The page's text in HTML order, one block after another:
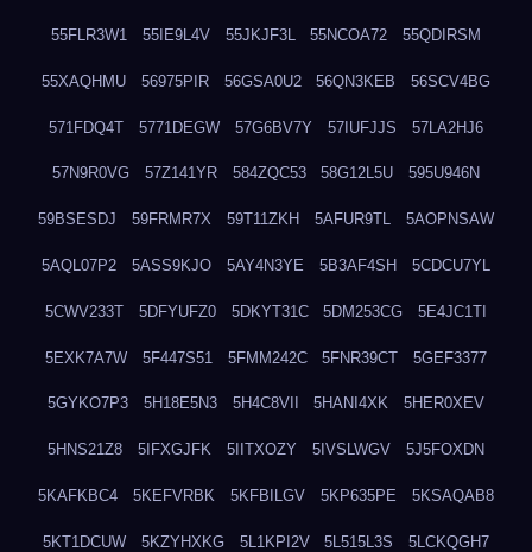
55FLR3W1 55IE9L4V 55JKJF3L 55NCOA72 55QDIRSM
55XAQHMU 56975PIR 56GSA0U2 56QN3KEB 56SCV4BG
571FDQ4T 5771DEGW 57G6BV7Y 57IUFJJS 57LA2HJ6
57N9R0VG 57Z141YR 584ZQC53 58G12L5U 595U946N
59BSESDJ 59FRMR7X 59T11ZKH 5AFUR9TL 5AOPNSAW
5AQL07P2 5ASS9KJO 5AY4N3YE 5B3AF4SH 5CDCU7YL
5CWV233T 5DFYUFZ0 5DKYT31C 5DM253CG 5E4JC1TI
5EXK7A7W 5F447S51 5FMM242C 5FNR39CT 5GEF3377
5GYKO7P3 5H18E5N3 5H4C8VII 5HANI4XK 5HER0XEV
5HNS21Z8 5IFXGJFK 5IITXOZY 5IVSLWGV 5J5FOXDN
5KAFKBC4 5KEFVRBK 5KFBILGV 5KP635PE 5KSAQAB8
5KT1DCUW 5KZYHXKG 5L1KPI2V 5L515L3S 5LCKQGH7